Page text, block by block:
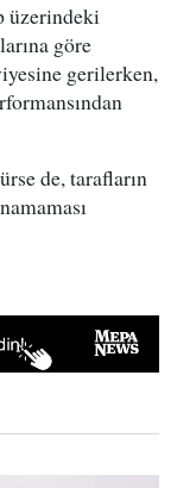
üzerindeki
göre
gerilerken,
de, tarafların